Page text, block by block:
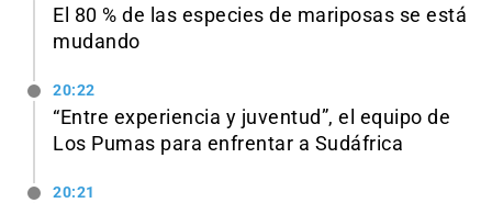
El 80 % de las especies de mariposas se está
mudando
20:22
“Entre experiencia y juventud”, el equipo de
Los Pumas para enfrentar a Sudáfrica
20:21